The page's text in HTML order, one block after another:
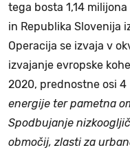
tega bosta 1,14
in Republika Slovenija
Operacija se izvaja v
izvajanje evropske
2020, prednostne osi 4
energije ter pametna
Spodbujanje
območij, zlasti za